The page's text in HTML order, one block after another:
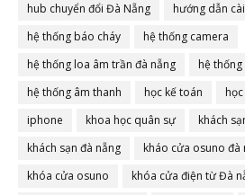
hub chuyển đổi Đà Nẵng
hướng dẫn
hệ thống báo cháy
hệ thống camera
hệ thống loa âm trần đà nẵng
hệ
hệ thống âm thanh
học kế toán
iphone
khoa học quân sự
khách
khách sạn đà nẵng
kháo cửa osuno đà
khóa cửa osuno
khóa cửa điện từ Đà